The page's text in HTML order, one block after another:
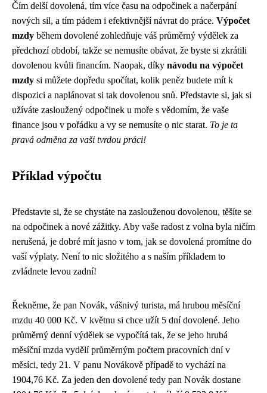
Čím delší dovolená, tím více času na odpočinek a načerpání
nových sil, a tím pádem i efektivnější návrat do práce. Výpočet
mzdy během dovolené zohledňuje váš průměrný výdělek za
předchozí období, takže se nemusíte obávat, že byste si zkrátili
dovolenou kvůli financím. Naopak, díky návodu na výpočet
mzdy si můžete dopředu spočítat, kolik peněz budete mít k
dispozici a naplánovat si tak dovolenou snů. Představte si, jak si
užíváte zasloužený odpočinek u moře s vědomím, že vaše
finance jsou v pořádku a vy se nemusíte o nic starat. To je ta
pravá odměna za vaši tvrdou práci!
Příklad výpočtu
Představte si, že se chystáte na zaslouženou dovolenou, těšíte se
na odpočinek a nové zážitky. Aby vaše radost z volna byla ničím
nerušená, je dobré mít jasno v tom, jak se dovolená promítne do
vaší výplaty. Není to nic složitého a s naším příkladem to
zvládnete levou zadní!
Řekněme, že pan Novák, vášnivý turista, má hrubou měsíční
mzdu 40 000 Kč. V květnu si chce užít 5 dní dovolené. Jeho
průměrný denní výdělek se vypočítá tak, že se jeho hrubá
měsíční mzda vydělí průměrným počtem pracovních dní v
měsíci, tedy 21. V panu Novákově případě to vychází na
1904,76 Kč. Za jeden den dovolené tedy pan Novák dostane